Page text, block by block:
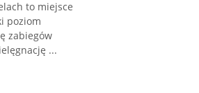
to miejsce
poziom
zabiegów
...